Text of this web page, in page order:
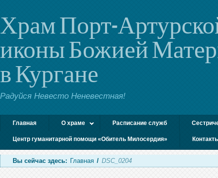
Храм Порт-
иконы Божией
в Кургане
Радуйся Невесто Неневестная!
Главная О храме Расписание служб
Центр гуманитарной помощи «Обитель Милосердия»
Вы сейчас здесь: Главная / DSC_0204